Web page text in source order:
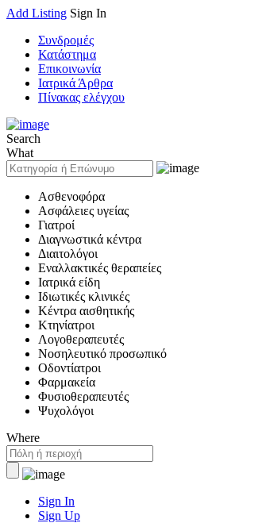
Add Listing Sign In
Συνδρομές
Κατάστημα
Επικοινωνία
Ιατρικά Άρθρα
Πίνακας ελέγχου
Search
What
Ασθενοφόρα
Ασφάλειες υγείας
Γιατροί
Διαγνωστικά κέντρα
Διαιτολόγοι
Εναλλακτικές θεραπείες
Ιατρικά είδη
Ιδιωτικές κλινικές
Κέντρα αισθητικής
Κτηνίατροι
Λογοθεραπευτές
Νοσηλευτικό προσωπικό
Οδοντίατροι
Φαρμακεία
Φυσιοθεραπευτές
Ψυχολόγοι
Where
Sign In
Sign Up